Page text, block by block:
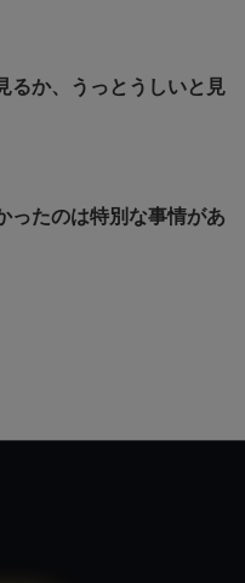
るか、うっとうしいと見
ったのは特別な事情があ